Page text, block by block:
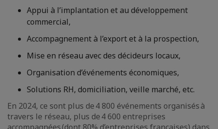
Appui à l’implantation et au développement
commercial,
Accompagnement à l’export et à la prospection,
Mise en réseau avec des décideurs locaux,
Organisation d’événements économiques,
Solutions RH, domiciliation, veille marché, etc.
En 2024, ce sont plus de 4 800 événements organisés à
travers le réseau, plus de 4 600 entreprises